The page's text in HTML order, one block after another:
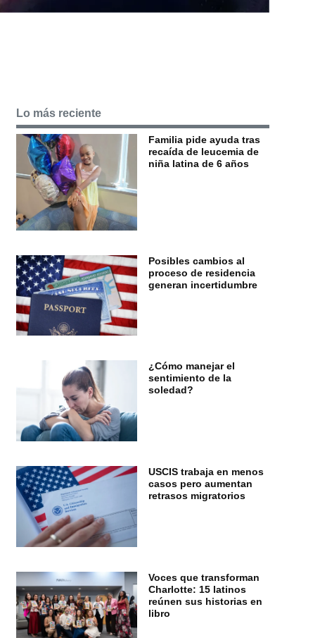
Lo más reciente
Familia pide ayuda tras
recaída de leucemia de
niña latina de 6 años
Posibles cambios al
proceso de residencia
generan incertidumbre
¿Cómo manejar el
sentimiento de la
soledad?
USCIS trabaja en menos
casos pero aumentan
retrasos migratorios
Voces que transforman
Charlotte: 15 latinos
reúnen sus historias en
libro